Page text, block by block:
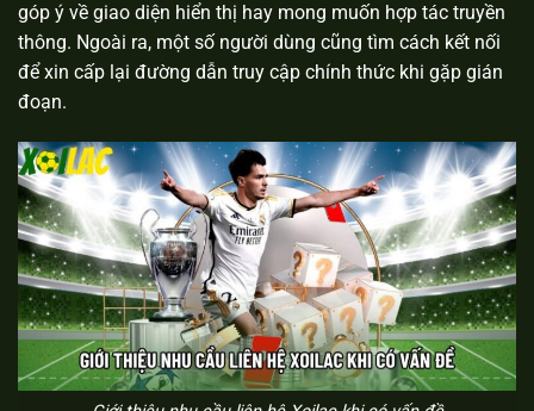
góp ý về giao diện hiển thị hay mong muốn hợp tác truyền
thông. Ngoài ra, một số người dùng cũng tìm cách kết nối
để xin cấp lại đường dẫn truy cập chính thức khi gặp gián
đoạn.